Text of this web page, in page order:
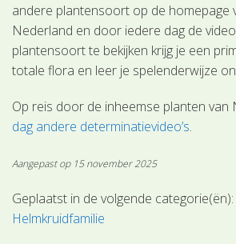
andere plantensoort op de homepage
Nederland en door iedere dag de
plantensoort te bekijken krijg je een
totale flora en leer je spelenderwijze
Op reis door de inheemse planten van
dag andere determinatievideo’s.
Aangepast op 15 november 2025
Geplaatst in de volgende categorie(ën):
Helmkruidfamilie